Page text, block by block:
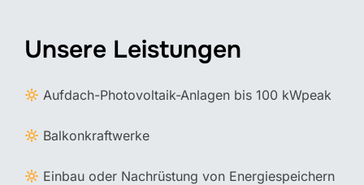
Unsere Leistungen
Aufdach-Photovoltaik-Anlagen bis 100 kWpeak
Balkonkraftwerke
Einbau oder Nachrüstung von Energiespeichern